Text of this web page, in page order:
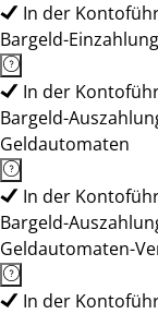
In der
Bargeld-
In der
Bargeld-
Geldautomaten
In der
Bargeld-
Geldautomaten-
In der